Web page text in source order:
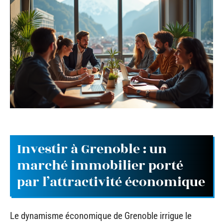
Investir à Grenoble : un
marché immobilier porté
par l’attractivité économique
Le dynamisme économique de Grenoble irrigue le